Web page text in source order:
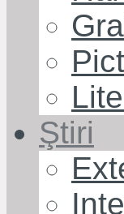
Ştiri